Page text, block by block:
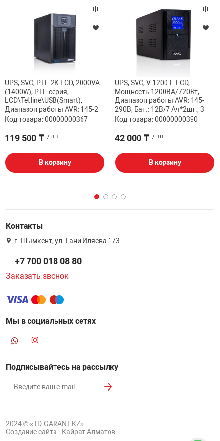
UPS, SVC, PTL-2K-LCD, 2000VA
(1400W), PTL-серия,
LCD\Tel.line\USB(Smart),
Диапазон работы AVR: 145-2
Код товара: 00000000367
119 500 ₸ / шт.
В корзину
UPS, SVC, V-1200-L-LCD,
Мощность 1200ВА/720Вт,
Диапазон работы AVR: 145-
290В, Бат.: 12В/7 Ач*2шт., 3
Код товара: 00000000390
42 000 ₸ / шт.
В корзину
Контакты
г. Шымкент, ул. Гани Иляева 173
+7 700 018 08 80
Заказать звонок
Мы в социальных сетях
Подписывайтесь на рассылку
2024 © «TD-GARANT.KZ»
Создание сайта - Кайрат Алматов